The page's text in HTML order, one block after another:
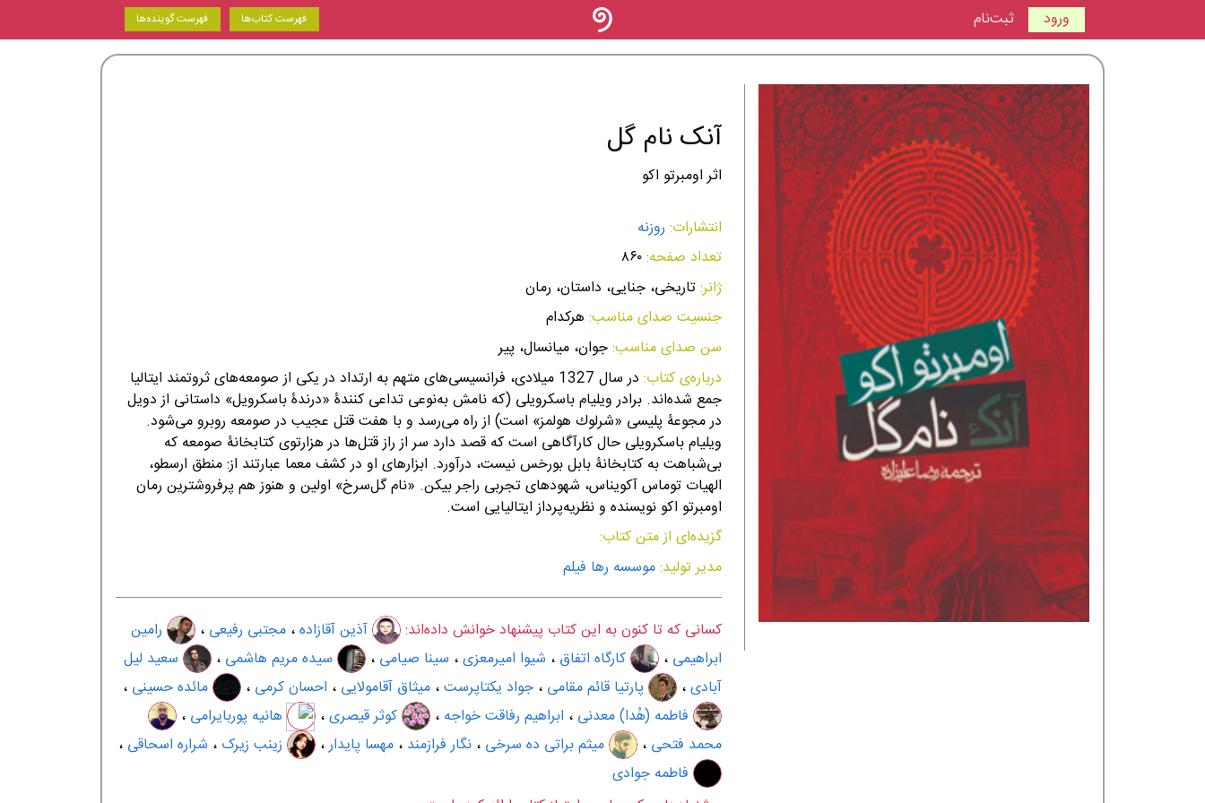
ورود ثبت‌نام فهرست گوینده‌ها فهرست کتاب‌ها
آنک نام گل
اثر اومبرتو اکو
انتشارات: روزنه
تعداد صفحه:۸۶۰
ژانر:تاریخی، جنایی، داستان، رمان
جنسیت صدای مناسب:هرکدام
سن صدای مناسب:جوان، میانسال، پیر
درباره‌ی کتاب:
در سال 1327 میلادی، فرانسیسی‌های متهم به ارتداد در یكی از صومعه‌های ثروتمند ایتالیا
جمع شده‌اند. برادر ویلیام باسكرویلی (كه نامش به‌نوعی تداعی كنندۀ «درندۀ باسكرویل» داستانی از دویل
در مجوعۀ پلیسی «شرلوك هولمز» است) از راه می‌رسد و با هفت قتل عجیب در صومعه روبرو می‌شود.
ویلیام باسكرویلی حال كارآگاهی است كه قصد دارد سر از راز قتل‌ها در هزارتوی كتابخانۀ صومعه كه
بی‌شباهت به كتابخانۀ بابل بورخس نیست، درآورد. ابزارهای او در كشف معما عبارتند از: منطق ارسطو،
الهیات توماس آكویناس، شهودهای تجربی راجر بیكن. «نام گل‌سرخ» اولین و هنوز هم پرفروشترین رمان
اومبرتو اكو نویسنده و نظریه‌پرداز ایتالیایی است.
گزیده‌ای از متن کتاب:
مدیر تولید:موسسه رها فیلم
کسانی که تا کنون به این کتاب پیشنهاد خوانش داده‌اند: آذین آقازاده، مجتبی رفیعی ،
رامین
ابراهیمی ، كارگاه اتفاق ، شیوا امیرمعزی، سینا صیامی ، سیده مریم هاشمی ،
سعید لیل
آبادی، پارتیا قائم مقامی ، جواد یکتاپرست، میثاق آقامولایی ، احسان کرمی ، مائده حسینی ،
فاطمه (هُدا) معدنى ، ابراهیم رفاقت خواجه ، کوثر قیصری، هانیه پوربایرامی ،
محمد فتحی ، میثم براتی ده سرخی ، نگار فرازمند ، مهسا پایدار، زینب زیرک ، شراره اسحاقی ،
فاطمه جوادی